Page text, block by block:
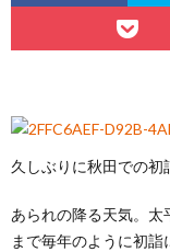
久しぶりに秋田での初
あられの降る天気。
まで毎年のように初詣